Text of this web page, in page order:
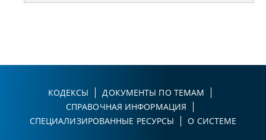
КОДЕКСЫ
ДОКУМЕНТЫ ПО ТЕМАМ
СПРАВОЧНАЯ ИНФОРМАЦИЯ
СПЕЦИАЛИЗИРОВАННЫЕ РЕСУРСЫ
О СИСТЕМЕ